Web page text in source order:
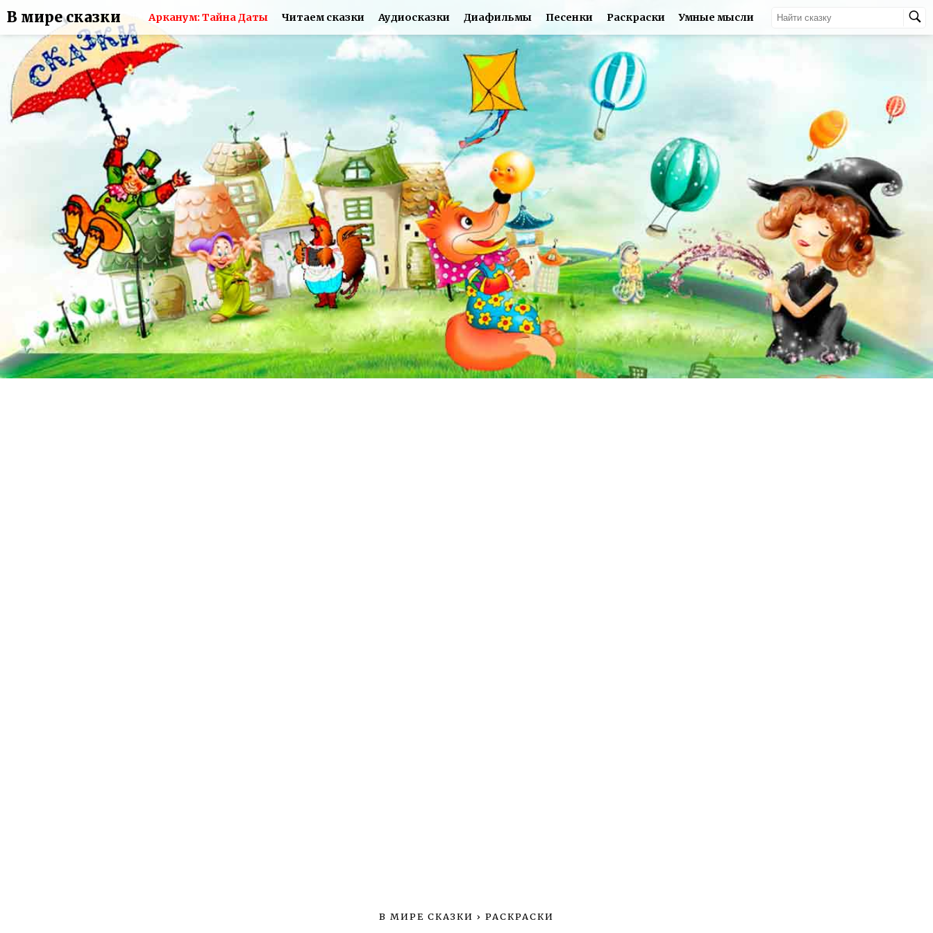
В мире сказки Арканум: Тайна Даты Читаем сказки Аудиосказки Диафильмы Песенки Раскраски Умные мысли
В МИРЕ СКАЗКИ › РАСКРАСКИ